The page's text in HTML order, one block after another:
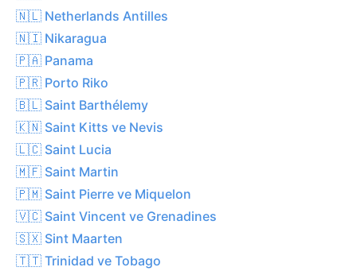
🇳🇱 Netherlands Antilles
🇳🇮 Nikaragua
🇵🇦 Panama
🇵🇷 Porto Riko
🇧🇱 Saint Barthélemy
🇰🇳 Saint Kitts ve Nevis
🇱🇨 Saint Lucia
🇲🇫 Saint Martin
🇵🇲 Saint Pierre ve Miquelon
🇻🇨 Saint Vincent ve Grenadines
🇸🇽 Sint Maarten
🇹🇹 Trinidad ve Tobago